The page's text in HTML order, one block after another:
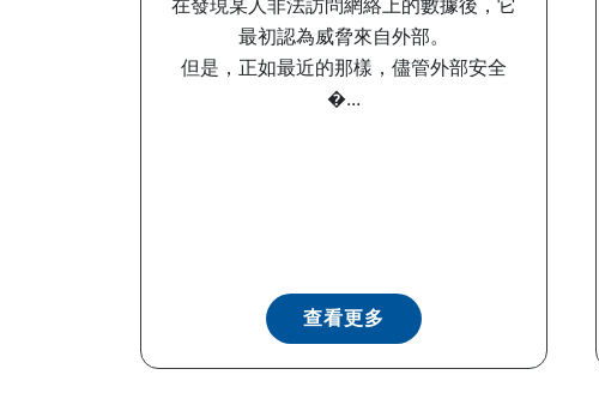
在發現某人非法訪問網絡上的數據後，它
最初認為威脅來自外部。
但是，正如最近的那樣，儘管外部安全
�...
查看更多